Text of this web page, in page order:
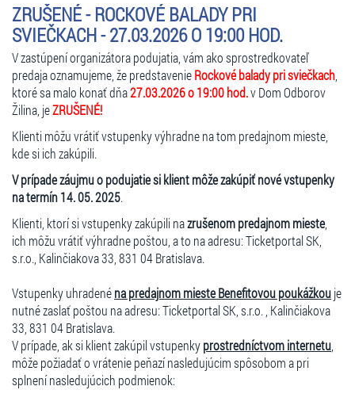
ZRUŠENÉ - ROCKOVÉ BALADY PRI
SVIEČKACH - 27.03.2026 O 19:00 HOD.
V zastúpení organizátora podujatia, vám ako sprostredkovateľ
predaja oznamujeme, že predstavenieRockové balady pri sviečkach
ktoré sa malo konať dňa27.03.2026 o 19:00 hod.v Dom Odborov
Žilina, jeZRUŠENÉ!
Klienti môžu vrátiť vstupenky výhradne na tom predajnom mieste,
kde si ich zakúpili.
V prípade záujmu o podujatie si klient môže zakúpiť nové vstupenky
na termín 14. 05. 2025.
Klienti, ktorí si vstupenky zakúpili nazrušenom predajnom mieste,
ich môžu vrátiť výhradne poštou, a to na adresu: Ticketportal SK,
s.r.o., Kalinčiakova 33, 831 04 Bratislava.
Vstupenky uhradenéna predajnom mieste Benefitovou poukážkouje
nutné zaslať poštou na adresu: Ticketportal SK, s.r.o. , Kalinčiakova
33, 831 04 Bratislava.
V prípade, ak si klient zakúpil vstupenkyprostredníctvom internetu
môže požiadať o vrátenie peňazí nasledujúcim spôsobom a pri
splnení nasledujúcich podmienok: